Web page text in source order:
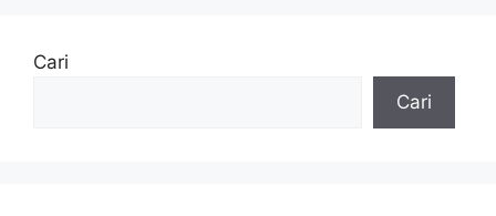
Cari
Cari